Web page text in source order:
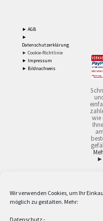
Wir verwenden Cookies, um Ihr
möglich zu gestalten. Mehr:
Datenschutz-
► AGB
►
Datenschutzerklärung
► Cookie-Richtlinie
► Impressum
► Bildnachweis
wie
am
►
2 Lieferzeiten gelten mit Express-24.
Versandkostenfrei ab 59,90 €